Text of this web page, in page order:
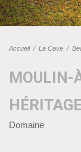
Accueil/ La Cave /
MOULIN-
Domaine